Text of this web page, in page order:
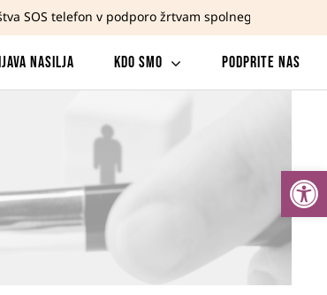
SOS telefon v podporo žrtvam spolnega nasilja in
nasilja Kdo smo Podprite nas